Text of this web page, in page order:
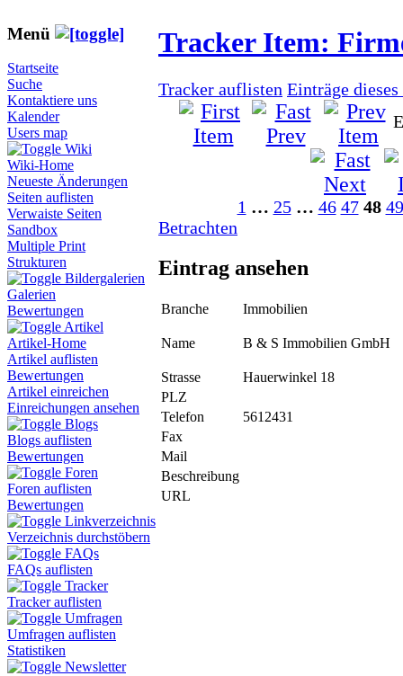
Menü
Startseite
Suche
Kontaktiere uns
Kalender
Users map
Wiki
Wiki-Home
Neueste Änderungen
Seiten auflisten
Verwaiste Seiten
Sandbox
Multiple Print
Strukturen
Bildergalerien
Galerien
Bewertungen
Artikel
Artikel-Home
Artikel auflisten
Bewertungen
Artikel einreichen
Einreichungen ansehen
Blogs
Blogs auflisten
Bewertungen
Foren
Foren auflisten
Bewertungen
Linkverzeichnis
Verzeichnis durchstöbern
FAQs
FAQs auflisten
Tracker
Tracker auflisten
Umfragen
Umfragen auflisten
Statistiken
Newsletter
Tracker Item:
Tracker auflisten Einträge dieses
1 … 25 … 46 47 48 49
Betrachten
Eintrag ansehen
Branche Immobilien
Name B & S Immobilien GmbH
Strasse
Hauerwinkel 18
PLZ
Telefon
5612431
Fax
Mail
Beschreibung
URL